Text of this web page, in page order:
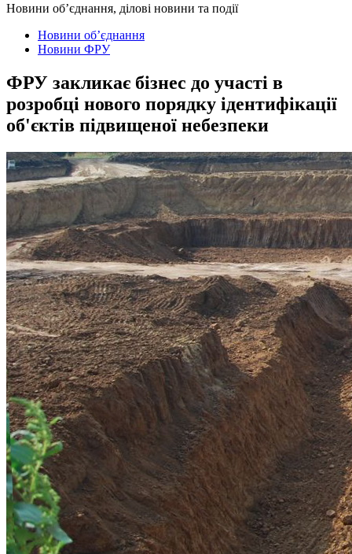
Новини об’єднання, ділові новини та події
Новини об’єднання
Новини ФРУ
ФРУ закликає бізнес до участі в
розробці нового порядку ідентифікації
об'єктів підвищеної небезпеки